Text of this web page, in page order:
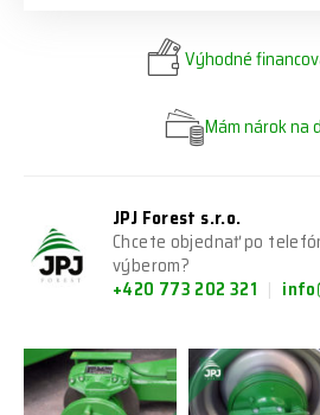
Výhodné
Mám nárok na
JPJ Forest s.r.o.
Chcete objednať po
výberom?
+420 773 202 321